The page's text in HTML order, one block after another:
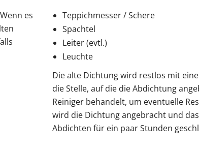
es
Teppichmesser / Schere
Spachtel
Leiter (evtl.)
Leuchte
Die alte Dichtung wird restlos mit
die Stelle, auf die die Abdichtung
Reiniger behandelt, um eventuelle
wird die Dichtung angebracht und
Abdichten für ein paar Stunden